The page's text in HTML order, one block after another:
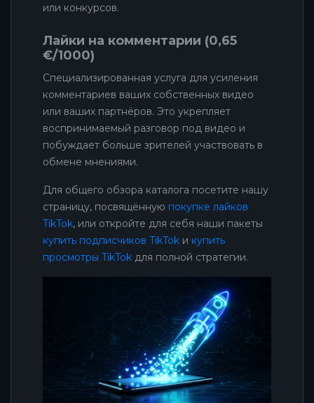
или конкурсов.
Лайки на комментарии (0,65
€/1000)
Специализированная услуга для усиления
комментариев ваших собственных видео
или ваших партнёров. Это укрепляет
воспринимаемый разговор под видео и
побуждает больше зрителей участвовать в
обмене мнениями.
Для общего обзора каталога посетите нашу
страницу, посвящённую покупке лайков
TikTok, или откройте для себя наши пакеты
купить подписчиков TikTok и купить
просмотры TikTok для полной стратегии.